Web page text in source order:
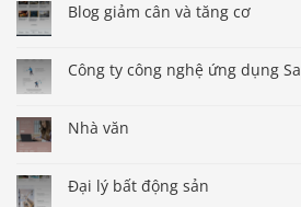
Blog giảm cân và tăng cơ
Công ty công nghệ ứng dụng
Nhà văn
Đại lý bất động sản